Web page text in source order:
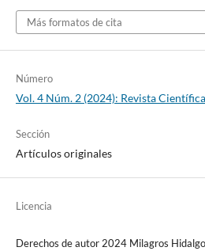
Más formatos de cita
Número
Vol. 4 Núm. 2 (2024): Revista
Sección
Artículos originales
Licencia
Derechos de autor 2024 Milagros